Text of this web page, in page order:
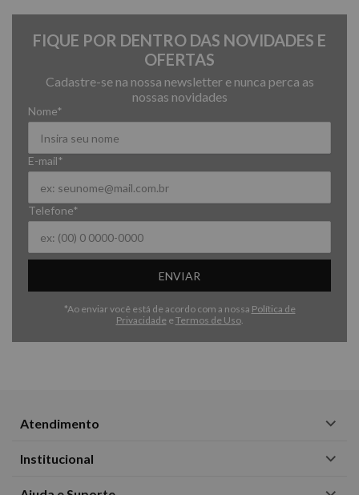
FIQUE POR DENTRO DAS NOVIDADES E
OFERTAS
Cadastre-se na nossa newsletter e nunca perca as
nossas novidades
*Ao enviar você está de acordo com a nossa Política de
Privacidade e Termos de Uso.
Nome*
E-mail*
Telefone*
ENVIAR
Atendimento
Institucional